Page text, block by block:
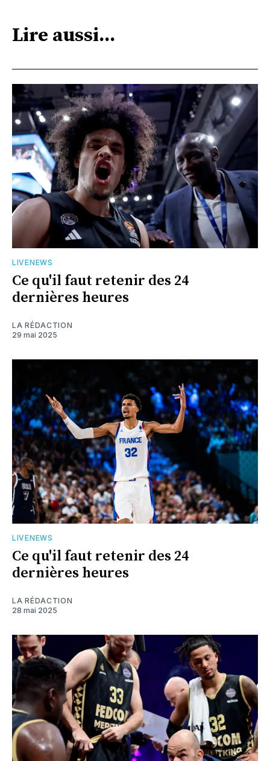
Lire aussi...
LIVENEWS
Ce qu'il faut retenir des 24
dernières heures
LA RÉDACTION
29 mai 2025
LIVENEWS
Ce qu'il faut retenir des 24
dernières heures
LA RÉDACTION
28 mai 2025